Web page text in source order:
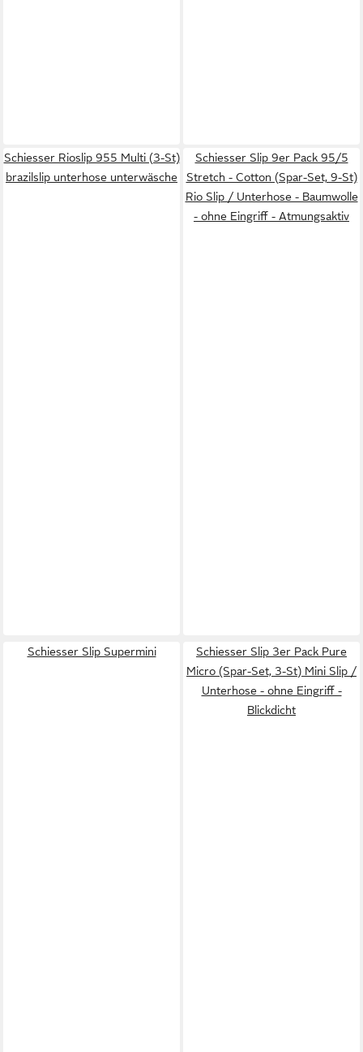
Schiesser Rioslip 955 Multi (3-St)
brazilslip unterhose unterwäsche
Schiesser Slip 9er Pack 95/5
Stretch - Cotton (Spar-Set, 9-St)
Rio Slip / Unterhose - Baumwolle
- ohne Eingriff - Atmungsaktiv
Schiesser Slip Supermini
Schiesser Slip 3er Pack Pure
Micro (Spar-Set, 3-St) Mini Slip /
Unterhose - ohne Eingriff -
Blickdicht